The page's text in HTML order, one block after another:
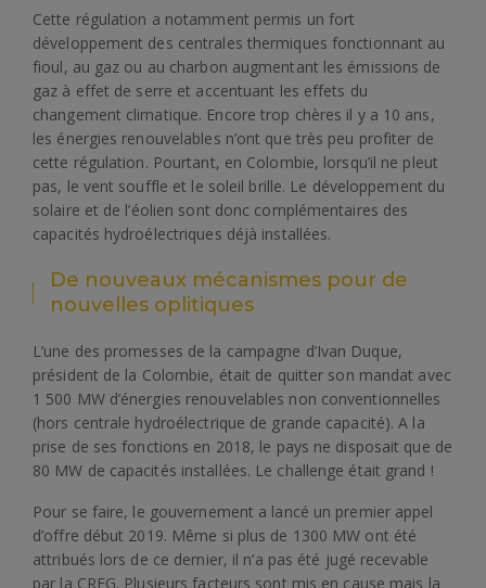
Cette régulation a notamment permis un fort
développement des centrales thermiques fonctionnant au
fioul, au gaz ou au charbon augmentant les émissions de
gaz à effet de serre et accentuant les effets du
changement climatique. Encore trop chères il y a 10 ans,
les énergies renouvelables n’ont que très peu profiter de
cette régulation. Pourtant, en Colombie, lorsqu’il ne pleut
pas, le vent souffle et le soleil brille. Le développement du
solaire et de l’éolien sont donc complémentaires des
capacités hydroélectriques déjà installées.
De nouveaux mécanismes pour de
nouvelles oplitiques
L’une des promesses de la campagne d’Ivan Duque,
président de la Colombie, était de quitter son mandat avec
1 500 MW d’énergies renouvelables non conventionnelles
(hors centrale hydroélectrique de grande capacité). A la
prise de ses fonctions en 2018, le pays ne disposait que de
80 MW de capacités installées. Le challenge était grand !
Pour se faire, le gouvernement a lancé un premier appel
d’offre début 2019. Même si plus de 1300 MW ont été
attribués lors de ce dernier, il n’a pas été jugé recevable
par la CREG. Plusieurs facteurs sont mis en cause mais la